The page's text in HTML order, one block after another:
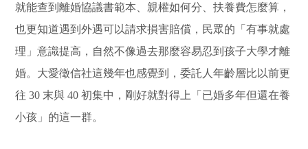
就能查到離婚協議書範本、親權如何分、扶養費怎麼算，
也更知道遇到外遇可以請求損害賠償，民眾的「有事就處
理」意識提高，自然不像過去那麼容易忍到孩子大學才離
婚。大愛徵信社這幾年也感覺到，委託人年齡層比以前更
往 30 末與 40 初集中，剛好就對得上「已婚多年但還在養
小孩」的這一群。